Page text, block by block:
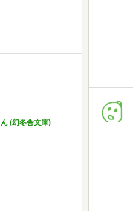
(幻冬舎文庫)